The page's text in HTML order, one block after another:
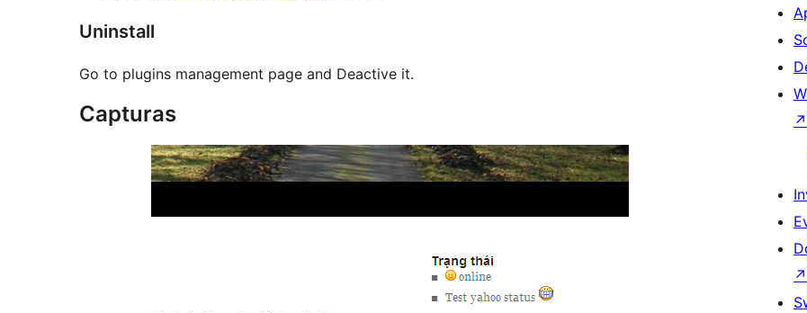
Uninstall
Go to plugins management page and Deactive it.
Capturas
↗
↗